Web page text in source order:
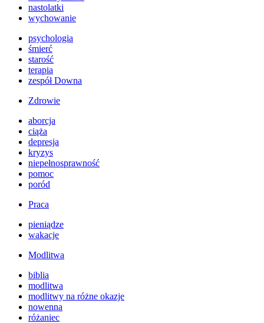
nastolatki
wychowanie
psychologia
śmierć
starość
terapia
zespół Downa
Zdrowie
aborcja
ciąża
depresja
kryzys
niepełnosprawność
pomoc
poród
Praca
pieniądze
wakacje
Modlitwa
biblia
modlitwa
modlitwy na różne okazje
nowenna
różaniec